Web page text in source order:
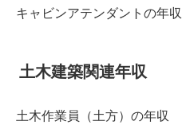
キャビンアテンダントの年収
土木建築関連年収
土木作業員（土方）の年収